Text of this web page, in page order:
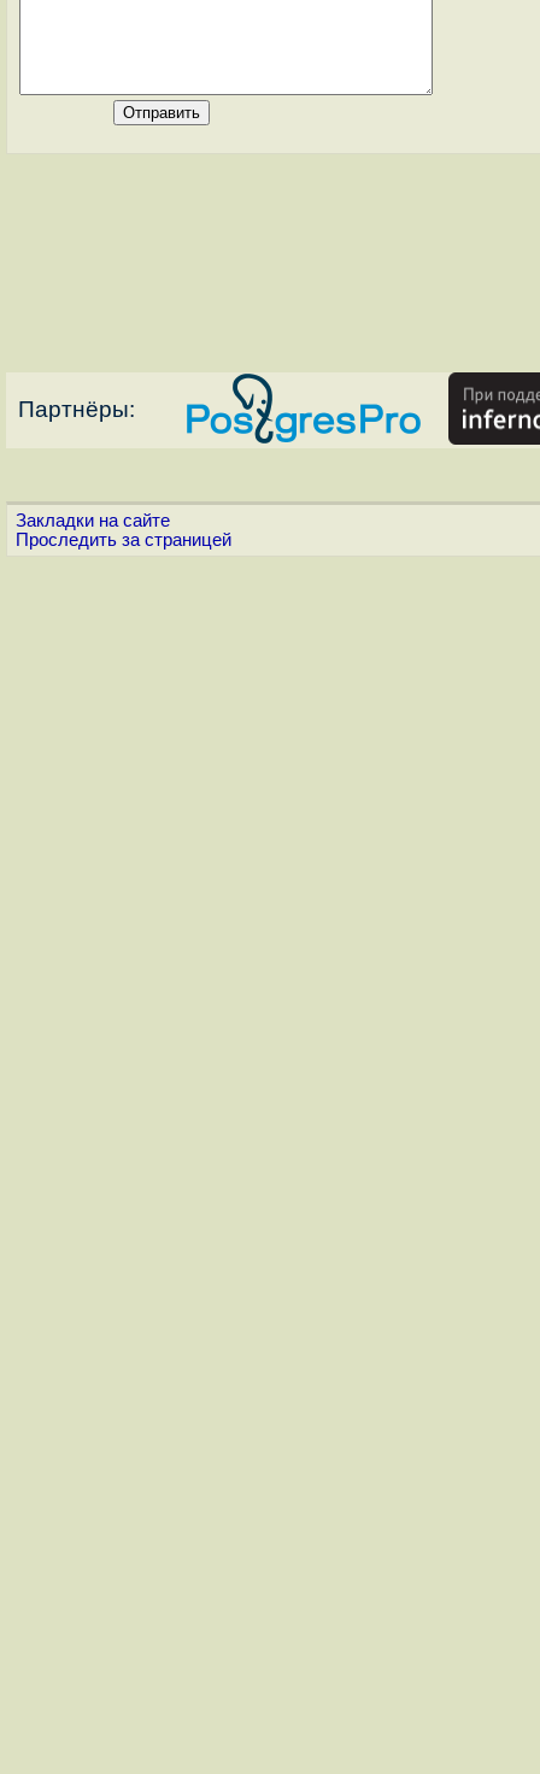
Партнёры:
Закладки на сайте
Проследить за страницей